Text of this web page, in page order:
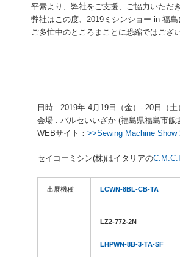
平素より、弊社をご支援、ご協力いただ
弊社はこの度、2019ミシンショー in 福
ご多忙中のところまことに恐縮ではござ
日時 : 2019年 4月19日（金）- 20日（
会場 : パルセいいざか (福島県福島市飯
WEBサイト： >>Sewing Machine
セイコーミシン(株)はイタリアの
出展機種 LCWN-8BL-CB-TA
LZ2-772-2N
LHPWN-8B-3-TA-SF